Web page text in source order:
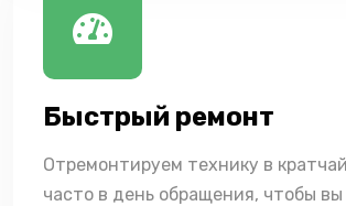
Быстрый ремонт
Отремонтируем технику в
часто в день обращения, чтобы вы